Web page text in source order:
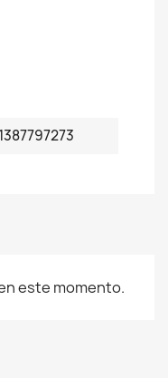
este momento.